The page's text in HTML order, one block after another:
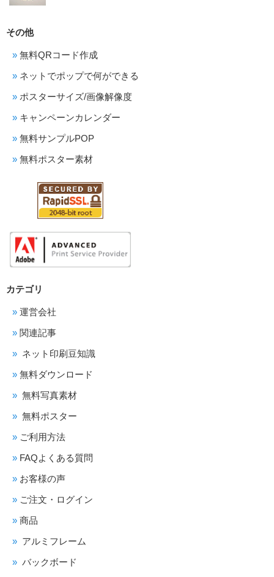
その他
無料QRコード作成
ネットでポップで何ができる
ポスターサイズ/画像解像度
キャンペーンカレンダー
無料サンプルPOP
無料ポスター素材
カテゴリ
運営会社
関連記事
ネット印刷豆知識
無料ダウンロード
無料写真素材
無料ポスター
ご利用方法
FAQよくある質問
お客様の声
ご注文・ログイン
商品
アルミフレーム
バックボード